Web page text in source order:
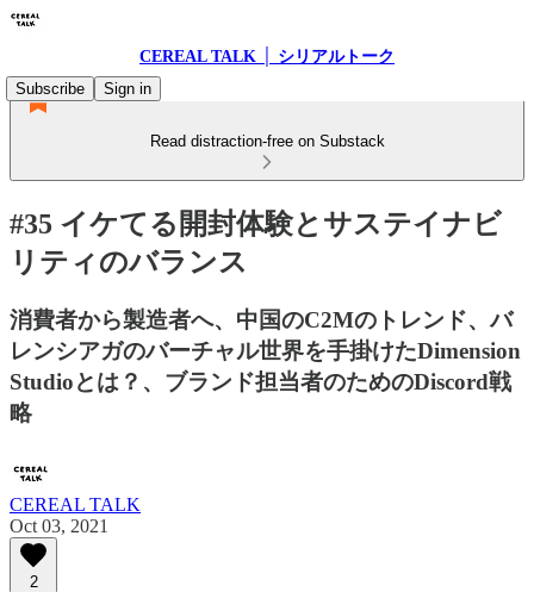
CEREAL TALK │ シリアルトーク
Subscribe
Sign in
Read distraction-free on Substack
#35 イケてる開封体験とサステイナビ
リティのバランス
消費者から製造者へ、中国のC2Mのトレンド、バ
レンシアガのバーチャル世界を手掛けたDimension
Studioとは？、ブランド担当者のためのDiscord戦
略
CEREAL TALK
Oct 03, 2021
2